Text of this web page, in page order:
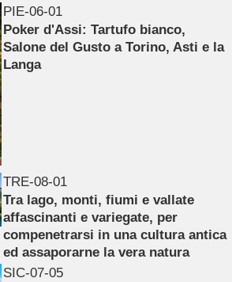
PIE-06-01
Poker d'Assi: Tartufo bianco,
Salone del Gusto a Torino, Asti e la
Langa
TRE-08-01
Tra lago, monti, fiumi e vallate
affascinanti e variegate, per
compenetrarsi in una cultura antica
ed assaporarne la vera natura
SIC-07-05